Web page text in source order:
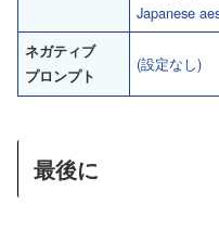
Japanese
ネガティブ
プロンプト
(設定なし)
最後に